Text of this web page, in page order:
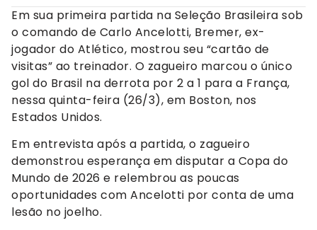
Em sua primeira partida na Seleção Brasileira sob
o comando de Carlo Ancelotti, Bremer, ex-
jogador do Atlético, mostrou seu “cartão de
visitas” ao treinador. O zagueiro marcou o único
gol do Brasil na derrota por 2 a 1 para a França,
nessa quinta-feira (26/3), em Boston, nos
Estados Unidos.
Em entrevista após a partida, o zagueiro
demonstrou esperança em disputar a Copa do
Mundo de 2026 e relembrou as poucas
oportunidades com Ancelotti por conta de uma
lesão no joelho.